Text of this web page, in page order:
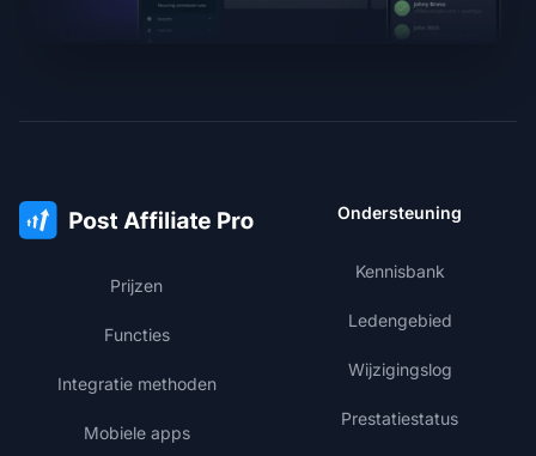
Prijzen
Functies
Integratie methoden
Mobiele apps
Ondersteuning
Kennisbank
Ledengebied
Wijzigingslog
Prestatiestatus